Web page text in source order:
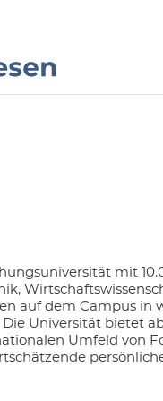
mit
auf dem Campus in
Universität bietet
Umfeld von